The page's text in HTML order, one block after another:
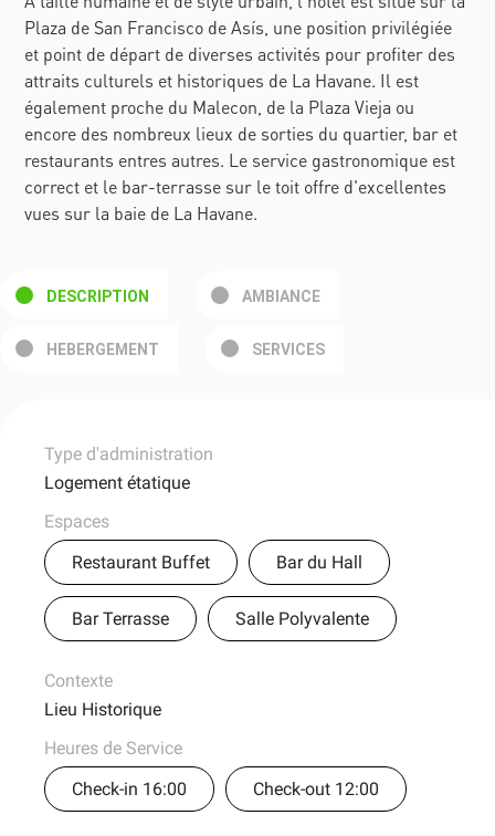
Plaza de San Francisco de Asís, une position privilégiée
et point de départ de diverses activités pour profiter des
attraits culturels et historiques de La Havane. Il est
également proche du Malecon, de la Plaza Vieja ou
encore des nombreux lieux de sorties du quartier, bar et
restaurants entres autres. Le service gastronomique est
correct et le bar-terrasse sur le toit offre d'excellentes
vues sur la baie de La Havane.
DESCRIPTION AMBIANCE
HEBERGEMENT SERVICES
Type d'administration
Logement étatique
Espaces
Restaurant Buffet
Bar du Hall
Bar Terrasse Salle Polyvalente
Contexte
Lieu Historique
Heures de Service
Check-in 16:00
Check-out 12:00